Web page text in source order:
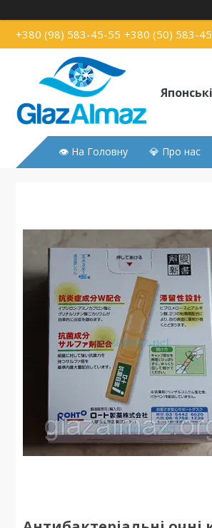
+380 (98) 583-45-55 +380 (50) 583-
👁 На Головну 💎 Про нас